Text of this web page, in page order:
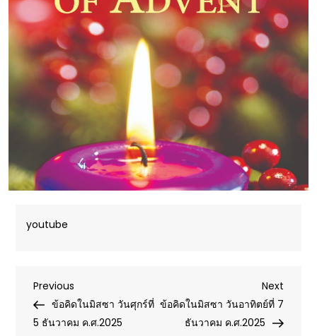
youtube
Post
navigation
Previous
Post
Previous
ข้อคิดในมิสซา วันศุกร์ที่
5 ธันวาคม ค.ศ.2025
Next
Post
Next
ข้อคิดในมิสซา วันอาทิตย์ที่ 7
ธันวาคม ค.ศ.2025